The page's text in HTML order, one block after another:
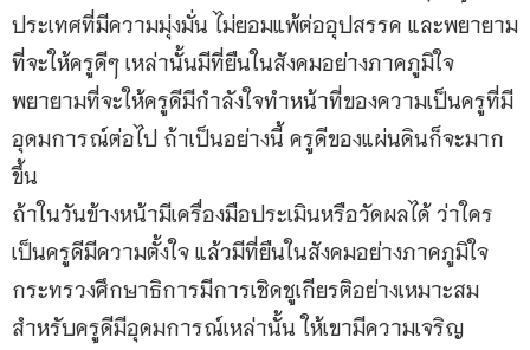
ประเทศที่มีความมุ่งมั่น ไม่ยอมแพ้ต่ออุปสรรค และพยายาม
ที่จะให้ครูดีๆ เหล่านั้นมีที่ยืนในสังคมอย่างภาคภูมิใจ
พยายามที่จะให้ครูดีมีกำลังใจทำหน้าที่ของความเป็นครูที่มี
อุดมการณ์ต่อไป ถ้าเป็นอย่างนี้ ครูดีของแผ่นดินก็จะมาก
ขึ้น
ถ้าในวันข้างหน้ามีเครื่องมือประเมินหรือวัดผลได้ ว่าใคร
เป็นครูดีมีความตั้งใจ แล้วมีที่ยืนในสังคมอย่างภาคภูมิใจ
กระทรวงศึกษาธิการมีการเชิดชูเกียรติอย่างเหมาะสม
สำหรับครูดีมีอุดมการณ์เหล่านั้น ให้เขามีความเจริญ